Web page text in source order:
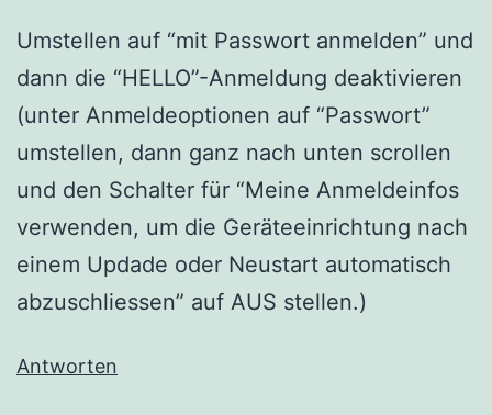
Umstellen auf “mit Passwort anmelden” und
dann die “HELLO”-Anmeldung deaktivieren
(unter Anmeldeoptionen auf “Passwort”
umstellen, dann ganz nach unten scrollen
und den Schalter für “Meine Anmeldeinfos
verwenden, um die Geräteeinrichtung nach
einem Updade oder Neustart automatisch
abzuschliessen” auf AUS stellen.)
Antworten